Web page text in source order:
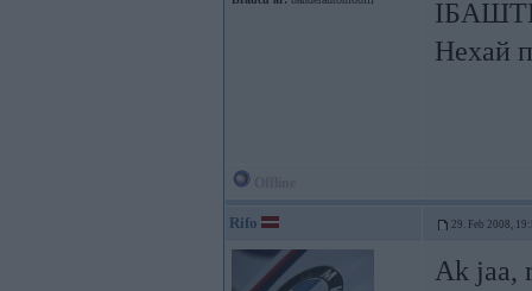
Нехай
Rifo 29. Feb 2008,
Ak jaa,